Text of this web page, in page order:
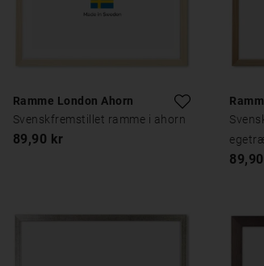
Ramme London Ahorn
Svenskfremstillet ramme i ahorn
89,90 kr